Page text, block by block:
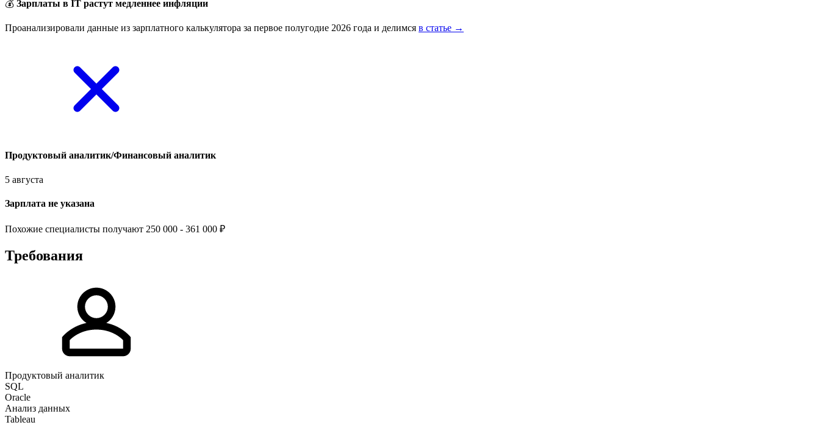
💰 Зарплаты в IT растут медленнее инфляции
Проанализировали данные из зарплатного калькулятора за первое полугодие 2026 года и делимся в статье →
Продуктовый аналитик/Финансовый аналитик
5 августа
Зарплата не указана
Похожие специалисты получают 250 000 - 361 000 ₽
Требования
Продуктовый аналитик
SQL
Oracle
Анализ данных
Tableau